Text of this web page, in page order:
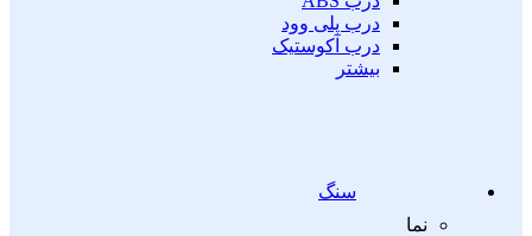
درب پلی وود
درب آکوستیک
بیشتر
سنگ
نما